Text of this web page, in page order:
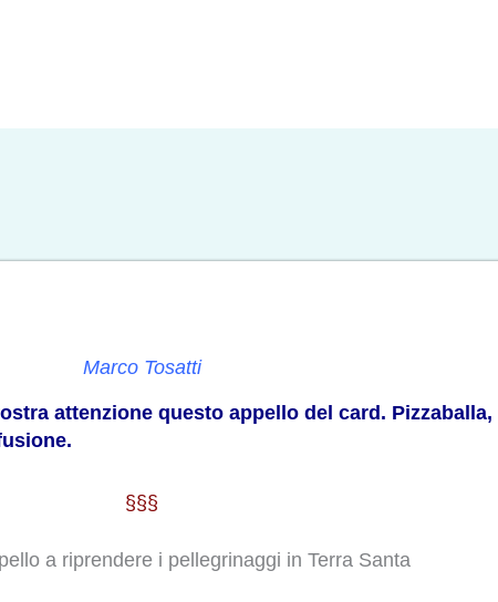
Marco Tosatti
attenzione questo appello del card. Pizzaballa,
§§§
a riprendere i pellegrinaggi in Terra Santa